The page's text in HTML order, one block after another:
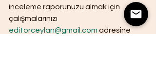
inceleme raporunuzu almak için
çalışmalarınızı
editorceylan@gmail.com adresine